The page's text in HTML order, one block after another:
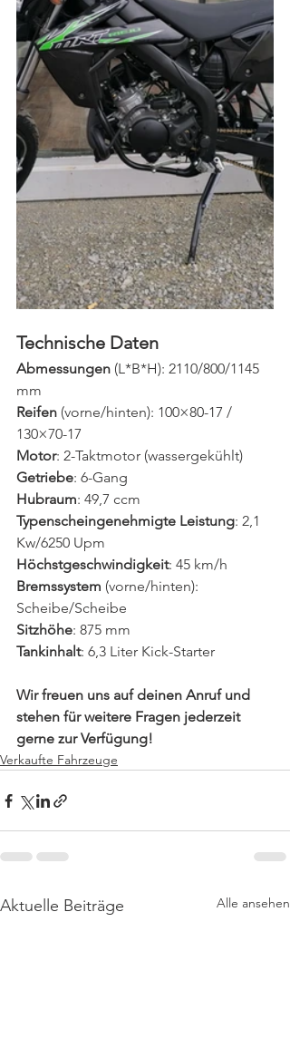
Technische Daten
Abmessungen (L*B*H): 2110/800/1145
mm
Reifen (vorne/hinten): 100×80-17 /
130×70-17
Motor: 2-Taktmotor (wassergekühlt)
Getriebe: 6-Gang
Hubraum: 49,7 ccm
Typenscheingenehmigte Leistung: 2,1
Kw/6250 Upm
Höchstgeschwindigkeit: 45 km/h
Bremssystem (vorne/hinten):
Scheibe/Scheibe
Sitzhöhe: 875 mm
Tankinhalt: 6,3 Liter Kick-Starter
Wir freuen uns auf deinen Anruf und
stehen für weitere Fragen jederzeit
gerne zur Verfügung!
Verkaufte Fahrzeuge
Aktuelle Beiträge Alle ansehen